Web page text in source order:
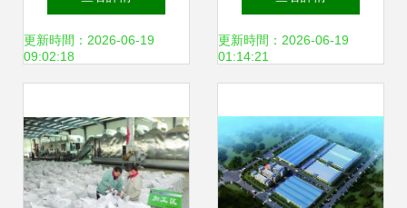
金，聚焦A輪實業
更新時間：2026-06-19
09:02:18
分析
更新時間：2026-06-19
01:14:21